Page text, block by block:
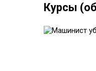
Курсы